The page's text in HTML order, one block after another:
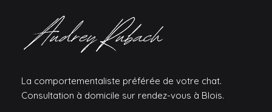
La comportementaliste préférée de votre chat.
Consultation à domicile sur rendez-vous à Blois.